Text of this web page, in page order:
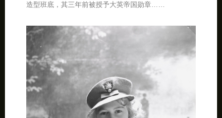
造型班底，其三年前被授予大英帝国勋章……